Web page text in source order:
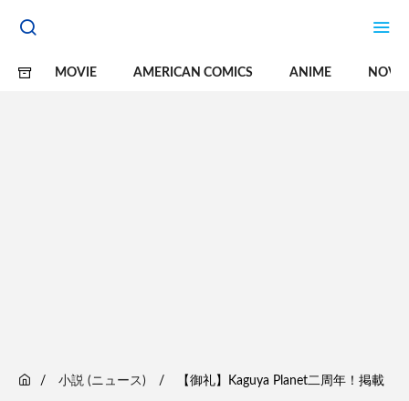
MOVIE AMERICAN COMICS ANIME
小説 (ニュース) 【御礼】Kaguya Planet二周年！掲載